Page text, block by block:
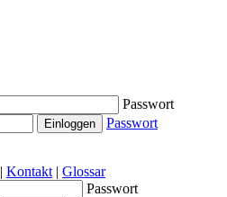
Passwort
Passwort
| Kontakt | Glossar
Passwort